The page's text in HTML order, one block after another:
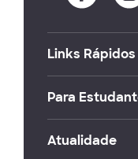
Links Rápidos
Para
Atualidade